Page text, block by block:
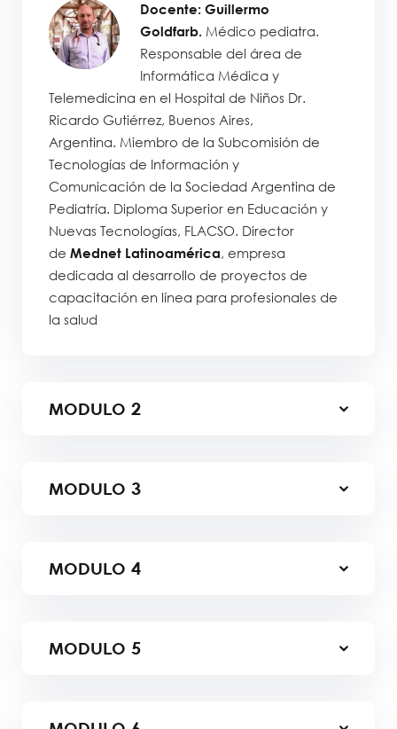
Docente: Guillermo
Goldfarb. Médico pediatra.
Responsable del área de
Informática Médica y
Telemedicina en el Hospital de Niños Dr.
Ricardo Gutiérrez, Buenos Aires,
Argentina. Miembro de la Subcomisión de
Tecnologías de Información y
Comunicación de la Sociedad Argentina de
Pediatría. Diploma Superior en Educación y
Nuevas Tecnologías, FLACSO. Director
de Mednet Latinoamérica, empresa
dedicada al desarrollo de proyectos de
capacitación en línea para profesionales de
la salud
MODULO 2
MODULO 3
MODULO 4
MODULO 5